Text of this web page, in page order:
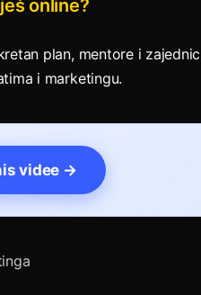
online?
plan, mentore i
i marketingu.
videe →